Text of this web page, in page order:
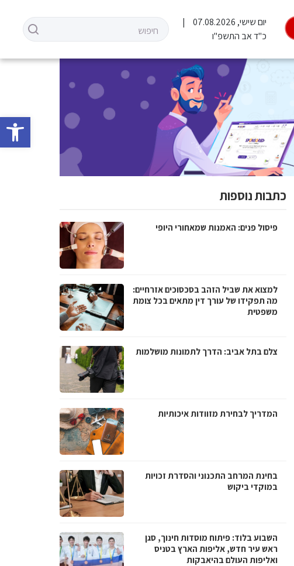
פתח
יום שישי, 07.08.2026
כ"ד אב התשפ"ו
כתבות נוספות
פיסול פנים: האמנות שמאחורי היופי
למצוא את שביל הזהב בסכסוכים אזרחיים:
מה תפקידו של עורך דין מתאים בכל צומת
משפטית
צלם בתל אביב: הדרך לתמונות מושלמות
המדריך לבחירת מזוודות איכותיות
בחינת המרחב התכנוני והסדרת זכויות
במוקדי ביקוש
השבוע בלוד: פיתוח מוסדות חינוך, סגן
ראש עיר חדש, אליפות הארץ בטניס
ואליפות העולם בהיאבקות